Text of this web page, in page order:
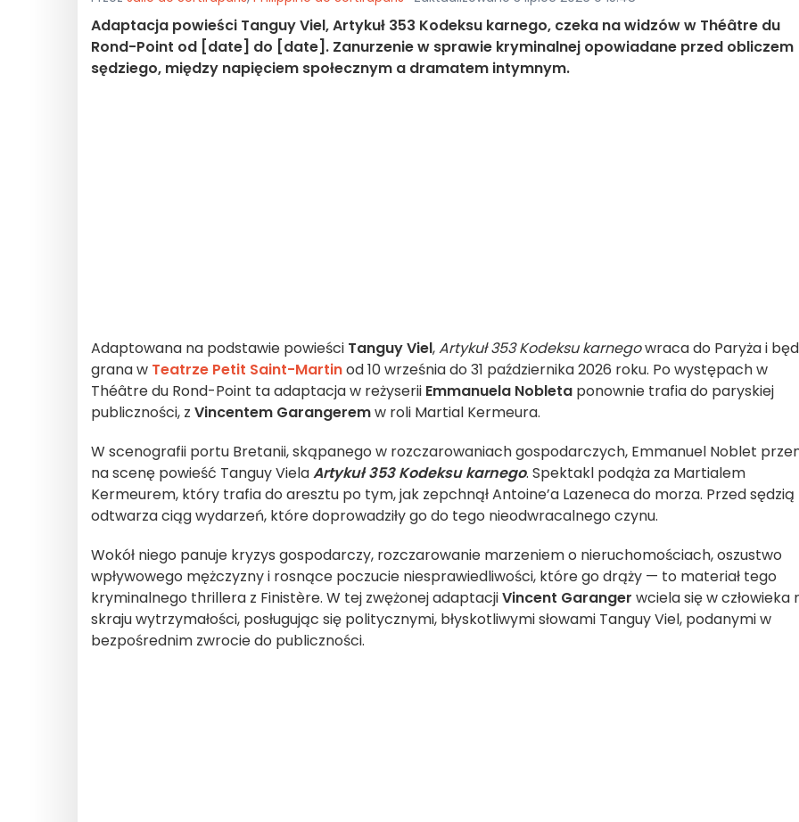
Adaptacja powieści Tanguy Viel, Artykuł 353 Kodeksu karnego, czeka na widzów w Théâtre du
Rond-Point od [date] do [date]. Zanurzenie w sprawie kryminalnej opowiadane przed obliczem
sędziego, między napięciem społecznym a dramatem intymnym.
Adaptowana na podstawie powieści Tanguy Viel,Artykuł 353 Kodeksu karnegowraca do Paryża i
grana w Teatrze Petit Saint-Martinod 10 września do 31 października 2026 roku. Po występach w
Théâtre du Rond-Point ta adaptacja w reżyserii Emmanuela Nobleta ponownie trafia do paryskiej
publiczności, z Vincentem Garangeremw roli Martial Kermeura.
W scenografii portu Bretanii, skąpanego w rozczarowaniach gospodarczych, Emmanuel Noblet
na scenę powieść Tanguy VielaArtykuł 353 Kodeksu karnego. Spektakl podąża za Martialem
Kermeurem, który trafia do aresztu po tym, jak zepchnął Antoine’a Lazeneca do morza. Przed sędzią
odtwarza ciąg wydarzeń, które doprowadziły go do tego nieodwracalnego czynu.
Wokół niego panuje kryzys gospodarczy, rozczarowanie marzeniem o nieruchomościach, oszustwo
wpływowego mężczyzny i rosnące poczucie niesprawiedliwości, które go drąży — to materiał tego
kryminalnego thrillera z Finistère. W tej zwężonej adaptacjiVincent Garanger wciela się w człowieka
skraju wytrzymałości, posługując się politycznymi, błyskotliwymi słowami Tanguy Viel, podanymi w
bezpośrednim zwrocie do publiczności.